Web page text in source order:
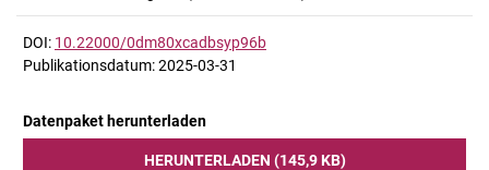
DOI: 10.22000/0dm80xcadbsyp96b
Publikationsdatum: 2025-03-31
Datenpaket herunterladen
HERUNTERLADEN (145,9 KB)